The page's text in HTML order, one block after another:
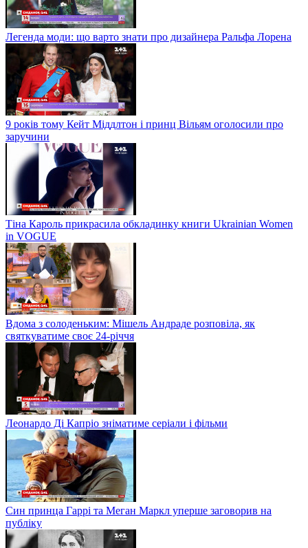
Легенда моди: що варто знати про дизайнера Ральфа Лорена
9 років тому Кейт Міддлтон і принц Вільям оголосили про
заручини
Тіна Кароль прикрасила обкладинку книги Ukrainian Women
in VOGUE
Вдома з солоденьким: Мішель Андраде розповіла, як
святкуватиме своє 24-річчя
Леонардо Ді Капріо зніматиме серіали і фільми
Син принца Гаррі та Меган Маркл уперше заговорив на
публіку